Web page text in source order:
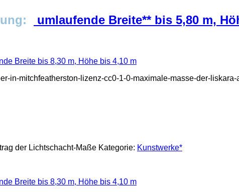
umlaufende Breite** bis 5,80 m,
Breite bis 8,30 m, Höhe bis 4,10 m
in-mitchfeatherston-lizenz-cc0-1-0-maximale-masse-der-
der Lichtschacht-Maße Kategorie: Kunstwerke*
Breite bis 8,30 m, Höhe bis 4,10 m